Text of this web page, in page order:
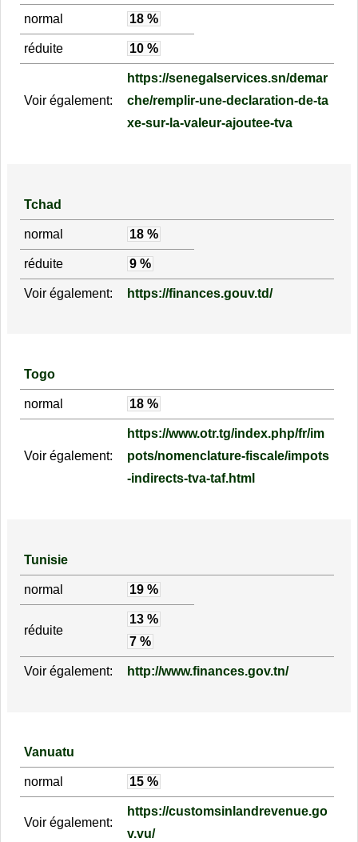
normal 18 %
réduite 10 %
Voir également:
https://senegalservices.sn/demar
che/remplir-une-declaration-de-ta
xe-sur-la-valeur-ajoutee-tva
Tchad
normal 18 %
réduite 9 %
Voir également: https://finances.gouv.td/
Togo
normal 18 %
Voir également:
https://www.otr.tg/index.php/fr/im
pots/nomenclature-fiscale/impots
-indirects-tva-taf.html
Tunisie
normal 19 %
réduite
13 %
7 %
Voir également: http://www.finances.gov.tn/
Vanuatu
normal 15 %
Voir également:
https://customsinlandrevenue.go
v.vu/